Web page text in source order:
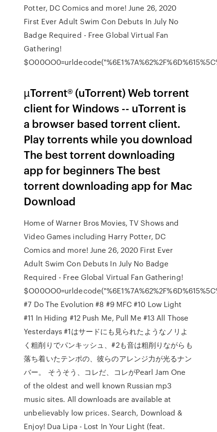
Potter, DC Comics and more! June 26, 2020
First Ever Adult Swim Con Debuts In July No
Badge Required - Free Global Virtual Fan
Gathering!
µTorrent® (uTorrent) Web torrent
client for Windows -- uTorrent is
a browser based torrent client.
Play torrents while you download
The best torrent downloading
app for beginners The best
torrent downloading app for Mac
Download
Home of Warner Bros Movies, TV Shows and
Video Games including Harry Potter, DC
Comics and more! June 26, 2020 First Ever
Adult Swim Con Debuts In July No Badge
Required - Free Global Virtual Fan Gathering!
#7 Do The Evolution #8 #9 MFC #10 Low Light
#11 In Hiding #12 Push Me, Pull Me #13 All Those
Yesterdays #1はサードにも見られたようなノリよ
く粗削りでパンキッシュ、#2も音は粗削りながらも
落ち着いたテンポの、彼らのアレンジ力が光るナン
バー。 そうそう、コレだ、コレがPearl Jam One
of the oldest and well known Russian mp3
music sites. All downloads are available at
unbelievably low prices. Search, Download &
Enjoy! Dua Lipa - Lost In Your Light (feat.